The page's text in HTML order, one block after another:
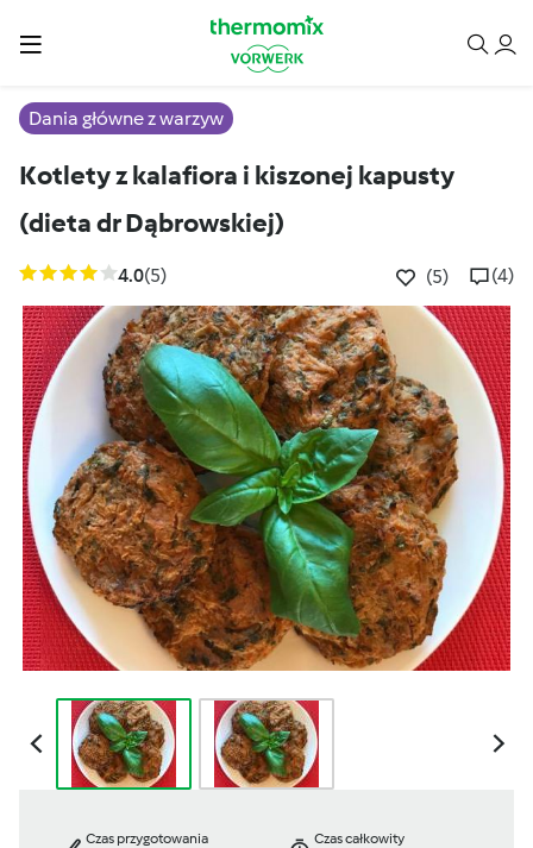
Dania główne z warzyw
Kotlety z kalafiora i kiszonej kapusty
(dieta dr Dąbrowskiej)
4.0(5) (5) (4)
Czas przygotowania
Czas całkowity